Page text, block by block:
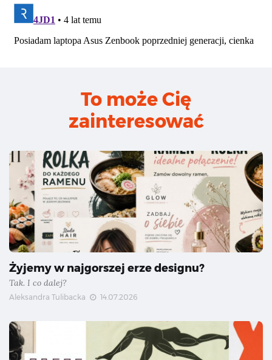
To może Cię
zainteresować
Żyjemy w najgorszej erze designu?
Tak. I co dalej?
Aleksandra Tulibacka 14.07.2026